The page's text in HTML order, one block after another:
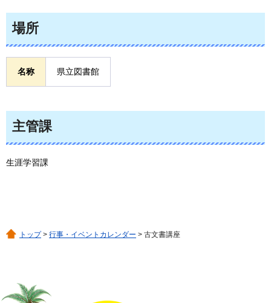
場所
名称 県立図書館
主管課
生涯学習課
トップ> 行事・イベントカレンダー > 古文書講座